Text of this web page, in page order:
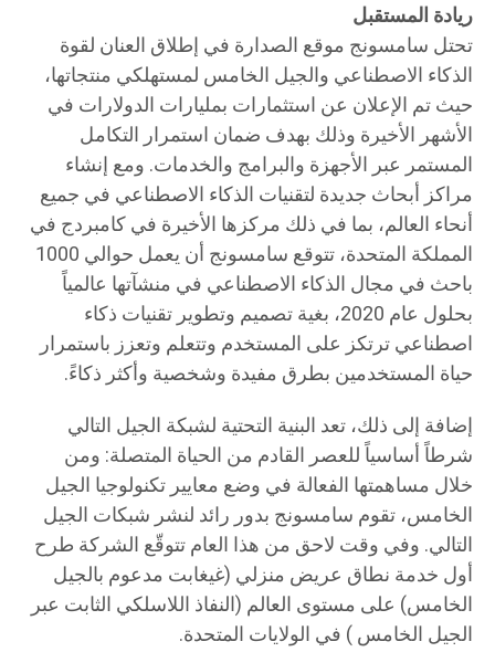
ريادة المستقبل
تحتل سامسونج موقع الصدارة في إطلاق العنان لقوة
الذكاء الاصطناعي والجيل الخامس لمستهلكي منتجاتها،
حيث تم الإعلان عن استثمارات بمليارات الدولارات في
الأشهر الأخيرة وذلك بهدف ضمان استمرار التكامل
المستمر عبر الأجهزة والبرامج والخدمات. ومع إنشاء
مراكز أبحاث جديدة لتقنيات الذكاء الاصطناعي في جميع
أنحاء العالم، بما في ذلك مركزها الأخيرة في كامبردج في
المملكة المتحدة، تتوقع سامسونج أن يعمل حوالي 1000
باحث في مجال الذكاء الاصطناعي في منشآتها عالمياً
بحلول عام 2020، بغية تصميم وتطوير تقنيات ذكاء
اصطناعي ترتكز على المستخدم وتتعلم وتعزز باستمرار
حياة المستخدمين بطرق مفيدة وشخصية وأكثر ذكاءً.
إضافة إلى ذلك، تعد البنية التحتية لشبكة الجيل التالي
شرطاً أساسياً للعصر القادم من الحياة المتصلة: ومن
خلال مساهمتها الفعالة في وضع معايير تكنولوجيا الجيل
الخامس، تقوم سامسونج بدور رائد لنشر شبكات الجيل
التالي. وفي وقت لاحق من هذا العام تتوقّع الشركة طرح
أول خدمة نطاق عريض منزلي (غيغابت مدعوم بالجيل
الخامس) على مستوى العالم (النفاذ اللاسلكي الثابت عبر
الجيل الخامس ) في الولايات المتحدة.